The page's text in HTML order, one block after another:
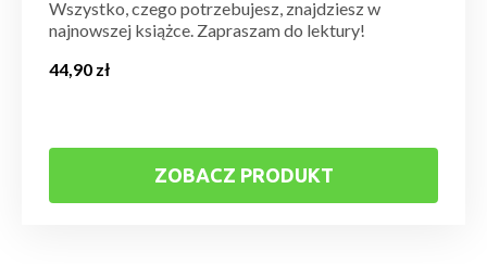
Wszystko, czego potrzebujesz, znajdziesz w
najnowszej książce. Zapraszam do lektury!
44,90 zł
ZOBACZ PRODUKT